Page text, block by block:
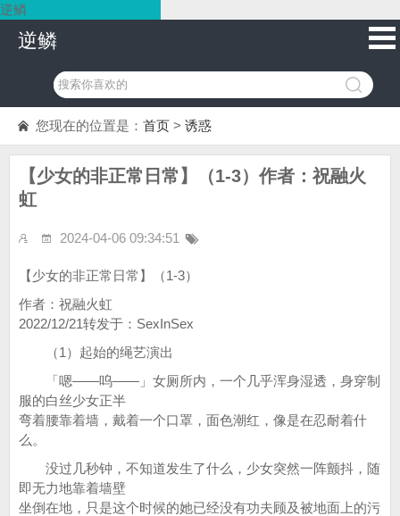
逆鳞
逆鳞
您现在的位置是： 首页 > 诱惑
【少女的非正常日常】（1-3）作者：祝融火
虹
2024-04-06 09:34:51
【少女的非正常日常】（1-3）
作者：祝融火虹
2022/12/21转发于：SexInSex
（1）起始的绳艺演出
「嗯——呜——」女厕所内，一个几乎浑身湿透，身穿制
服的白丝少女正半
弯着腰靠着墙，戴着一个口罩，面色潮红，像是在忍耐着什
么。
没过几秒钟，不知道发生了什么，少女突然一阵颤抖，随
即无力地靠着墙壁
坐倒在地，只是这个时候的她已经没有功夫顾及被地面上的污